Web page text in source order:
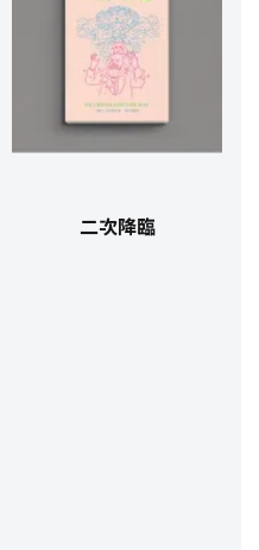
二次降臨